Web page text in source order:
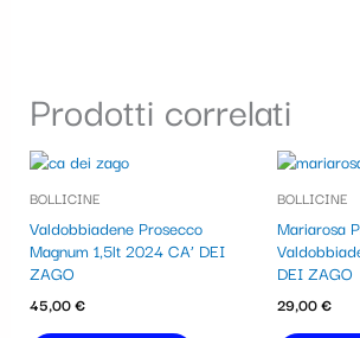
Prodotti correlati
BOLLICINE
Valdobbiadene Prosecco
Magnum 1,5lt 2024 CA’ DEI
ZAGO
45,00€
BOLLICINE
Mariarosa
DEI ZAGO
29,00€